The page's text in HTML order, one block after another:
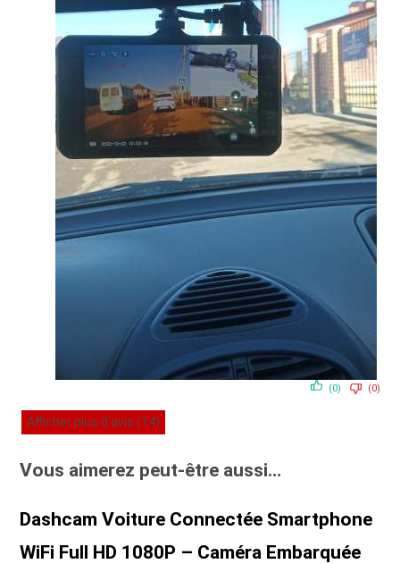
(0) (0)
Afficher plus d‘avis (14)
Vous aimerez peut-être aussi…
Dashcam Voiture Connectée Smartphone
WiFi Full HD 1080P – Caméra Embarquée